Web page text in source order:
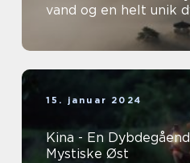
vand og en helt unik
15. januar 2024
Kina - En
Mystiske Øst